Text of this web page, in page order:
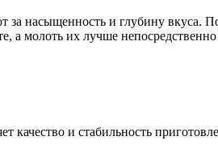
насыщенность и глубину вкуса.
а молоть их лучше
и стабильность